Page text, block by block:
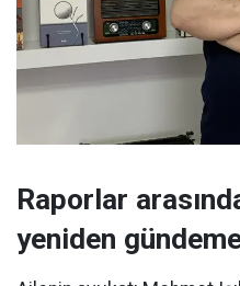
Raporlar
yeniden